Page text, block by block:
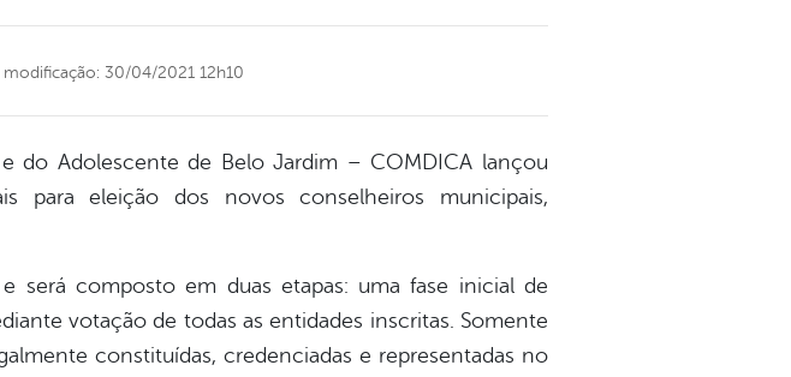
modificação: 30/04/2021 12h10
do Adolescente de Belo Jardim – COMDICA lançou
para eleição dos novos conselheiros municipais,
será composto em duas etapas: uma fase inicial de
votação de todas as entidades inscritas. Somente
constituídas, credenciadas e representadas no